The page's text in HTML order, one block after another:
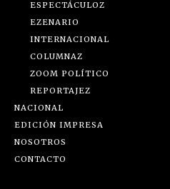
ESPECTÁCULOZ
EZENARIO
INTERNACIONAL
COLUMNAZ
ZOOM POLÍTICO
REPORTAJEZ
NACIONAL
EDICIÓN IMPRESA
NOSOTROS
CONTACTO